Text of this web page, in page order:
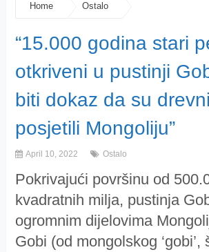
Home Ostalo
“15.000 godina stari
otkriveni u pustinji
biti dokaz da su
posjetili Mongoliju”
April 10, 2022 Ostalo
Pokrivajući površinu od
kvadratnih milja, pustinja
ogromnim dijelovima
Gobi (od mongolskog ‘gobi’,